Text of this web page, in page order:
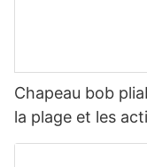
Chapeau bob
la plage et les